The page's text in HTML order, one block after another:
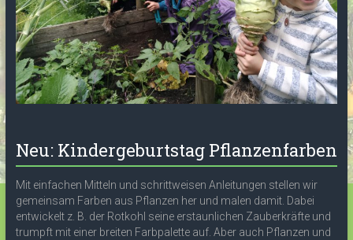
Neu: Kindergeburtstag Pflanzenfarben
Mit einfachen Mitteln und schrittweisen Anleitungen stellen wir
gemeinsam Farben aus Pflanzen her und malen damit. Dabei
entwickelt z. B. der Rotkohl seine erstaunlichen Zauberkräfte und
trumpft mit einer breiten Farbpalette auf. Aber auch Pflanzen und